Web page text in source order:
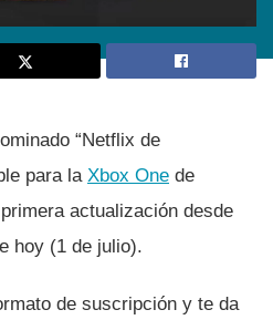
“Netflix de
para la Xbox One de
actualización desde
hoy (1 de julio).
de suscripción y te da